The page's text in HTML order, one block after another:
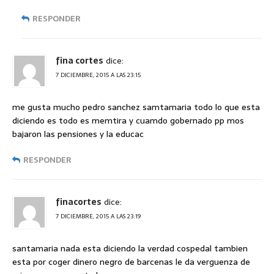
RESPONDER
fina cortes dice:
7 DICIEMBRE, 2015 A LAS 23:15
me gusta mucho pedro sanchez samtamaria todo lo que esta
diciendo es todo es memtira y cuamdo gobernado pp mos
bajaron las pensiones y la educac
RESPONDER
finacortes dice:
7 DICIEMBRE, 2015 A LAS 23:19
santamaria nada esta diciendo la verdad cospedal tambien
esta por coger dinero negro de barcenas le da verguenza de